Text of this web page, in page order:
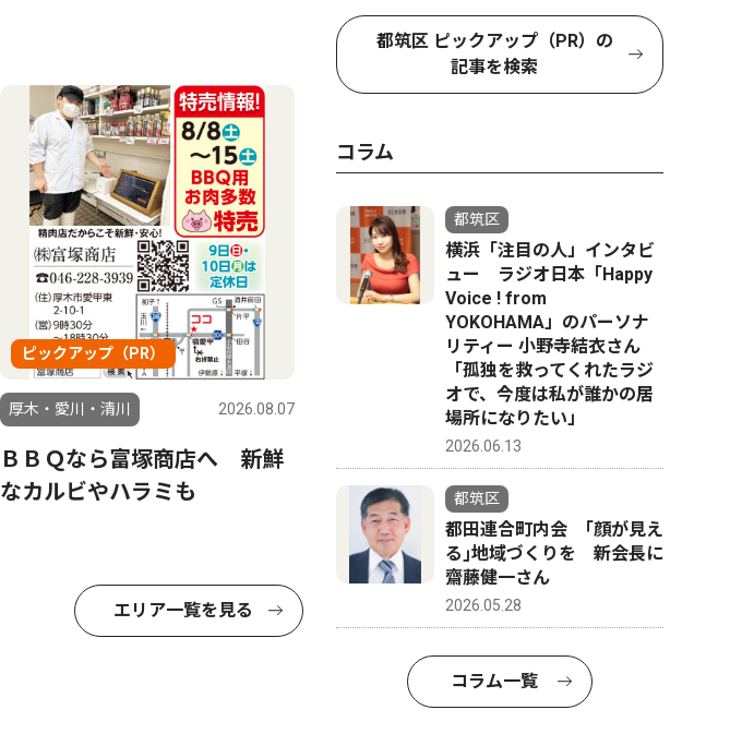
ピックアップ（PR）
厚木・愛川・清川 2026.08.07
ＢＢＱなら富塚商店へ 新鮮
なカルビやハラミも
エリア一覧を見る
都筑区 ピックアップ（PR）の
記事を検索
コラム
都筑区
横浜「注目の人」インタビ
ュー ラジオ日本「Happy
Voice ! from
YOKOHAMA」のパーソナ
リティー 小野寺結衣さん
「孤独を救ってくれたラジ
オで、今度は私が誰かの居
場所になりたい」
2026.06.13
都筑区
都田連合町内会 ｢顔が見え
る｣地域づくりを 新会長に
齋藤健一さん
2026.05.28
コラム一覧